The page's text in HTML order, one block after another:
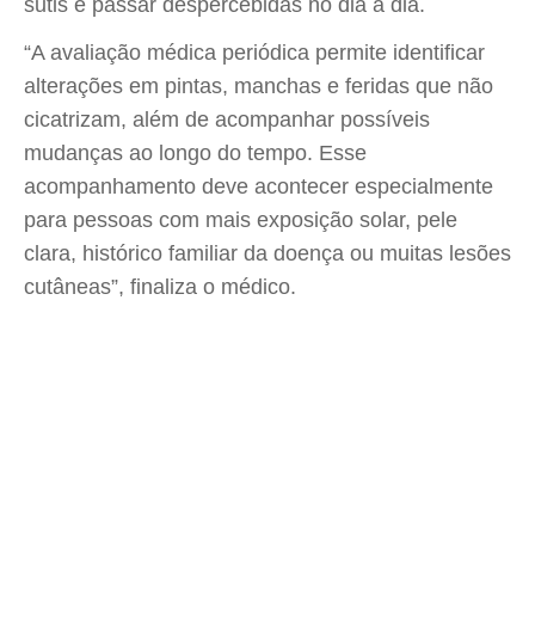
sutis e passar despercebidas no dia a dia.
“A avaliação médica periódica permite identificar
alterações em pintas, manchas e feridas que não
cicatrizam, além de acompanhar possíveis
mudanças ao longo do tempo. Esse
acompanhamento deve acontecer especialmente
para pessoas com mais exposição solar, pele
clara, histórico familiar da doença ou muitas lesões
cutâneas”, finaliza o médico.